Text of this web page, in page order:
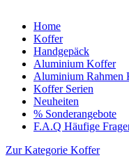
Home
Koffer
Handgepäck
Aluminium Koffer
Aluminium Rahmen
Koffer Serien
Neuheiten
% Sonderangebote
F.A.Q Häufige
Zur Kategorie Koffer